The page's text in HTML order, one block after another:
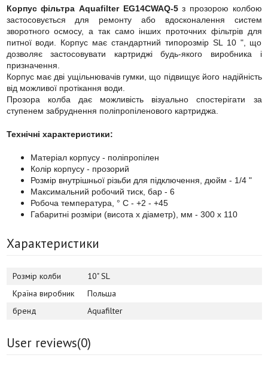
Корпус фільтра Aquafilter EG14CWAQ-5з прозорою колбою
застосовується для ремонту або вдосконалення систем
зворотного осмосу, а так само інших проточних фільтрів для
питної води. Корпус має стандартний типорозмір SL 10 ", що
дозволяє застосовувати картриджі будь-якого виробника і
призначення.
Корпус має дві ущільнювачів гумки, що підвищує його надійність
від можливої протікання води.
Прозора колба дає можливість візуально спостерігати за
ступенем забруднення поліпропіленового картриджа.
Технічні характеристики:
Матеріал корпусу - поліпропілен
Колір корпусу - прозорий
Розмір внутрішньої різьби для підключення, дюйм - 1/4 "
Максимальний робочий тиск, бар - 6
Робоча температура, ° С - +2 - +45
Габаритні розміри (висота х діаметр), мм - 300 х 110
Характеристики
Розмір колби
10" SL
Країна виробник
Польша
бренд
Aquafilter
User reviews(0)